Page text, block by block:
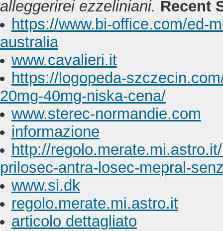
alleggerirei ezzeliniani. Recent
https://www.bi-office.com/ed-
australia
www.cavalieri.it
https://logopeda-
20mg-40mg-niska-cena/
www.sterec-normandie.com
informazione
http://
prilosec-antra-losec-mepral-
www.si.dk
regolo.merate.mi.astro.it
articolo dettagliato